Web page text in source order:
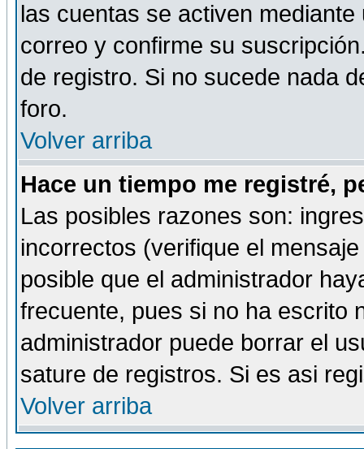
las cuentas se activen
correo y confirme su
de registro. Si no sucede nada
foro.
Volver arriba
Hace un tiempo me registré,
Las posibles razones son:
incorrectos (verifique el
posible que el administrador
frecuente, pues si no ha escrito
administrador puede borrar el
sature de registros. Si es asi
Volver arriba